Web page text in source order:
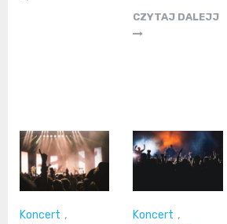
CZYTAJ DALEJJ
Koncert ,
Koncert ,